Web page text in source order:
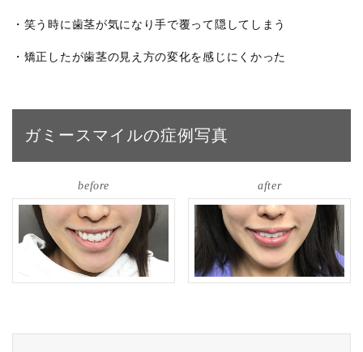
・笑う時に歯茎が気になり手で覆って隠してしまう
・矯正したが歯茎の見え方の変化を感じにくかった
ガミースマイルの症例写真
before after